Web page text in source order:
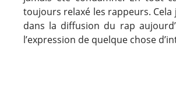
toujours relaxé les rappeurs.
dans la diffusion du rap
l’expression de quelque chose